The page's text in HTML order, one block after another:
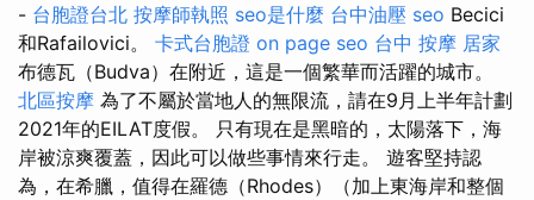
- 台胞證台北 按摩師執照 seo是什麼 台中油壓 seo Becici
和Rafailovici。 卡式台胞證 on page seo 台中 按摩 居家
布德瓦（Budva）在附近，這是一個繁華而活躍的城市。
北區按摩 為了不屬於當地人的無限流，請在9月上半年計劃
2021年的EILAT度假。 只有現在是黑暗的，太陽落下，海
岸被涼爽覆蓋，因此可以做些事情來行走。 遊客堅持認
為，在希臘，值得在羅德（Rhodes）（加上東海岸和整個